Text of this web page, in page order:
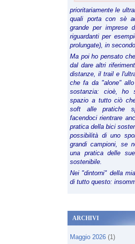
prioritariamente le
quali porta con sè
grande per imprese
riguardanti per
prolungate), in
Ma poi ho pensato
dal dare altri
distanze, il trail e
che fa da "alone"
sostanzia: cioè, ho
spazio a tutto ciò
soft alle pratiche
facendoci rientrare
pratica della bici
possibilità di uno
grandi campioni, se
una pratica delle
sostenibile.
Nei "dintorni" della
di tutto questo:
ARCHIVI
Maggio 2026 (1)